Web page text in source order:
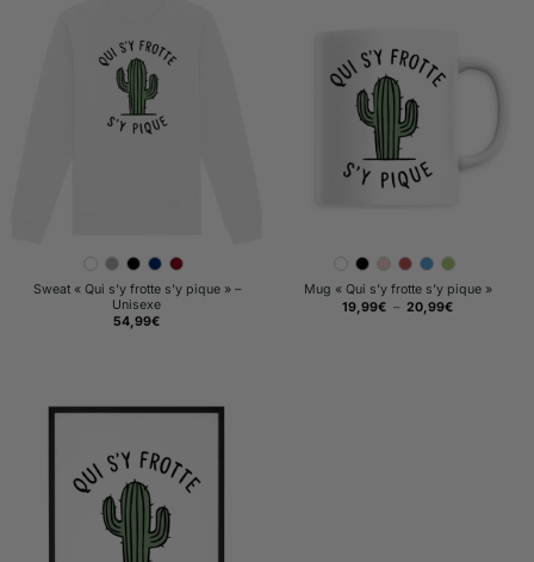
Sweat « Qui s’y frotte s’y pique » –
Unisexe
54,99€
Mug « Qui s’y frotte s’y pique »
19,99€ – 20,99€Plage